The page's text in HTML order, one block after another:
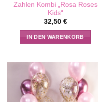
Zahlen Kombi „Rosa Roses
Kids“
32,50 €
IN DEN WARENKORB